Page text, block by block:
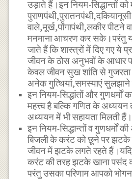
उड़ाते हैं।इन नियम-सिद्धान्तों को
पुराणपंथी,पुरातनपंथी,दकियानूसी
वाले,मूर्ख,पोंगापंथी,लकीर पीटने
मनमाना आचरण कर सके।परंतु
जाते हैं कि शास्त्रों में दिए गए ये
जीवन के ठोस अनुभवों के आधार
केवल जीवन सुख शांति से गुजरता
अनेक गुत्थियां,समस्याएं सुलझाने
इन नियम-सिद्धांतों और गुणधर्मों
महत्त्व है बल्कि गणित के अध्ययन
अध्ययन में भी सहायता मिलती हैं।
इन नियम-सिद्धान्तों व गुणधर्मों
बिजली के करंट को छूने पर झटके
जीवन में झटके लगते रहते
करंट की तरह झटके खाना पसंद
परंतु उसका परिणाम आपको